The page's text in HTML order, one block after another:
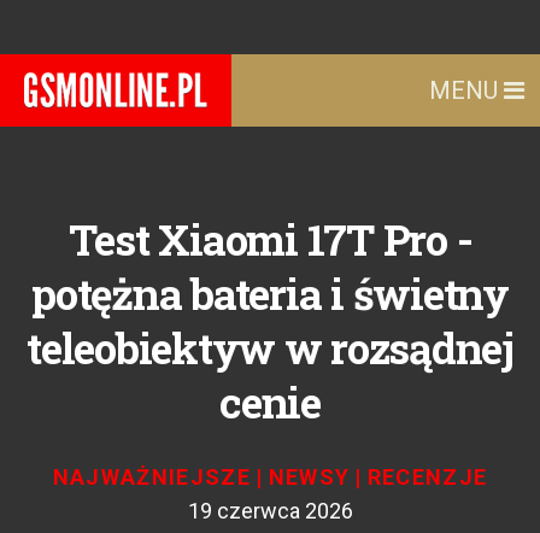
MENU
Test Xiaomi 17T Pro -
potężna bateria i świetny
teleobiektyw w rozsądnej
cenie
NAJWAŻNIEJSZE | NEWSY | RECENZJE
19 czerwca 2026